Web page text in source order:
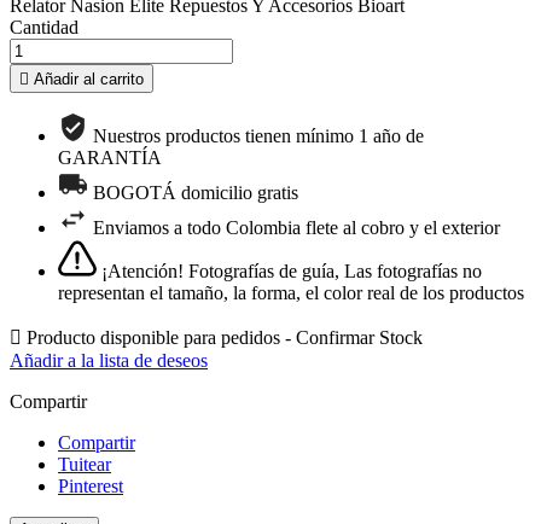
Relator Nasion Elite Repuestos Y Accesorios Bioart
Cantidad
 Añadir al carrito
Nuestros productos tienen mínimo 1 año de
GARANTÍA
BOGOTÁ domicilio gratis
Enviamos a todo Colombia flete al cobro y el exterior
¡Atención! Fotografías de guía, Las fotografías no
representan el tamaño, la forma, el color real de los productos
 Producto disponible para pedidos - Confirmar Stock
Añadir a la lista de deseos
Compartir
Compartir
Tuitear
Pinterest